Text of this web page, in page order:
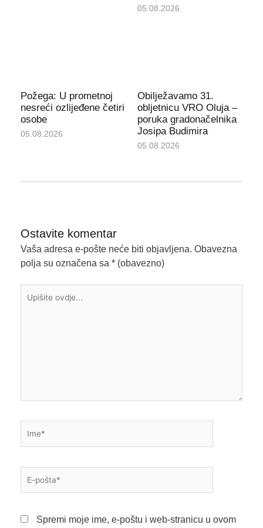
05.08.2026
Požega: U prometnoj
nesreći ozlijeđene četiri
osobe
05.08.2026
Obilježavamo 31.
obljetnicu VRO Oluja –
poruka gradonačelnika
Josipa Budimira
05.08.2026
Ostavite komentar
Vaša adresa e-pošte neće biti objavljena. Obavezna
polja su označena sa * (obavezno)
ovdje...
pošta*
Spremi moje ime, e-poštu i web-stranicu u ovom